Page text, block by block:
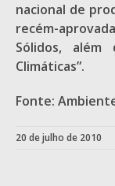
nacional de
recém-
Sólidos, além
Climáticas”.
Fonte:
20 de julho de 2010